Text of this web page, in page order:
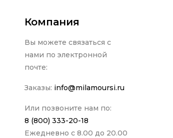
Компания
Вы можете связаться с
нами по электронной
почте:
Заказы: info@milamoursi.ru
Или позвоните нам по:
8 (800) 333-20-18
Ежедневно с 8.00 до 20.00